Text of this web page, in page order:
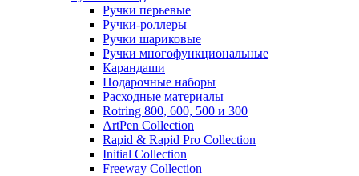
Ручки перьевые
Ручки-роллеры
Ручки шариковые
Ручки многофункциональные
Карандаши
Подарочные наборы
Расходные материалы
Rotring 800, 600, 500 и 300
ArtPen Collection
Rapid & Rapid Pro Collection
Initial Collection
Freeway Collection